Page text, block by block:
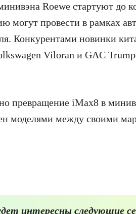
Roewe стартуют до
могут провести в рамках
Конкурентами новинки
Viloran и GAC
превращение iMax8 в
моделями между своими
интересны следующие